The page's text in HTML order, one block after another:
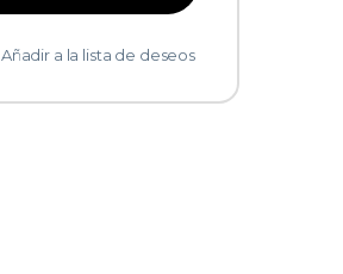
Añadir a la lista de deseos